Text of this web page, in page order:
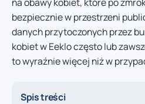
bezpiecznie w przestrzeni
danych przytoczonych przez
kobiet w Eeklo często lub
to wyraźnie więcej niż w
Spis treści